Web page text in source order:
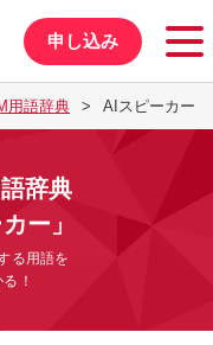
申し込み
用語辞典 AIスピーカー
辞典
ー」
る用語を
！